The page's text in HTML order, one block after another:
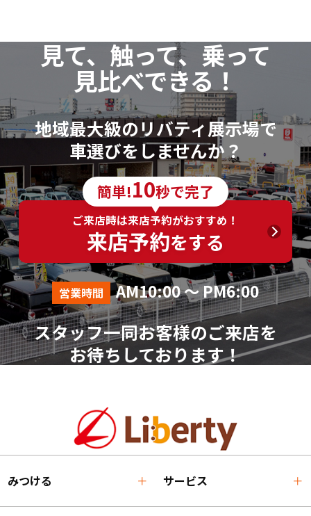
見て、触って、乗って
見比べできる！
地域最大級のリバティ展示場で
車選びをしませんか？
簡単!10秒で完了
ご来店時は来店予約がおすすめ！
来店予約をする
営業時間 AM10:00 ～ PM6:00
スタッフ一同お客様のご来店を
お待ちしております！
みつける サービス